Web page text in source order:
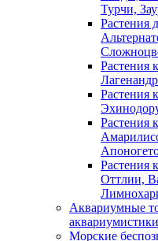
Турчи,
Растения
Растения
Растения
Растения
Растения
Оттлии,
Аквариумные
аквариумистики
Морские